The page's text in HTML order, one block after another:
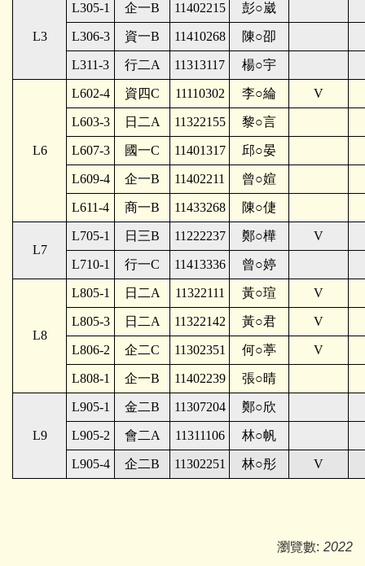
L3
L305-1 企一B 11402215 彭○崴
L306-3 資一B 11410268 陳○卲
L311-3 行二A 11313117 楊○宇
L6
L602-4 資四C 11110302 李○綸 V
L603-3 日二A 11322155 黎○言
L607-3 國一C 11401317 邱○晏
L609-4 企一B 11402211 曾○媗
L611-4 商一B 11433268 陳○倢
L7
L705-1 日三B 11222237 鄭○樺 V
L710-1 行一C 11413336 曾○婷
L8
L805-1 日二A 11322111 黃○瑄 V
L805-3 日二A 11322142 黃○君 V
L806-2 企二C 11302351 何○葶 V
L808-1 企一B 11402239 張○晴
L9
L905-1 金二B 11307204 鄭○欣
L905-2 會二A 11311106 林○帆
L905-4 企二B 11302251 林○彤 V
瀏覽數: 2022